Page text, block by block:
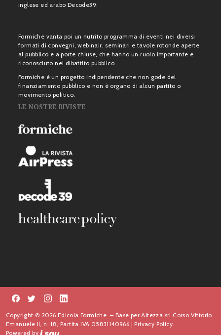
inglese ed arabo Decode39.
Formiche vanta poi un nutrito programma di eventi nei diversi
formati di convegni, webinair, seminari e tavole rotonde aperte
al pubblico e a porte chiuse, che hanno un ruolo importante e
riconosciuto nel dibattito pubblico.
Formiche è un progetto indipendente che non gode del
finanziamento pubblico e non è organo di alcun partito o
movimento politico.
LE NOSTRE RIVISTE
Copyright © 2026 Edicola Formiche. – Base per Altezza srl Corso Vittorio
Emanuele II, n. 18, Partita IVA 05831140966 |Privacy Policy.
Powered by